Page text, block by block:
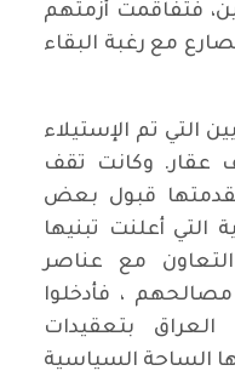
فتفاقمت أزمتهم
مع رغبة البقاء
التي تم الإستيلاء
بدوافع طائفية 23 ألف عقار. وكانت تقف
قبول بعض
التي أعلنت تبنيها
مع عناصر
، فأدخلوا
بتعقيدات
الساحة السياسية